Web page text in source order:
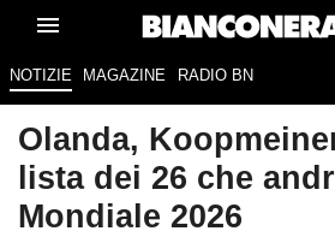
NOTIZIE MAGAZINE RADIO BN
Olanda,
lista dei 26 che
Mondiale 2026